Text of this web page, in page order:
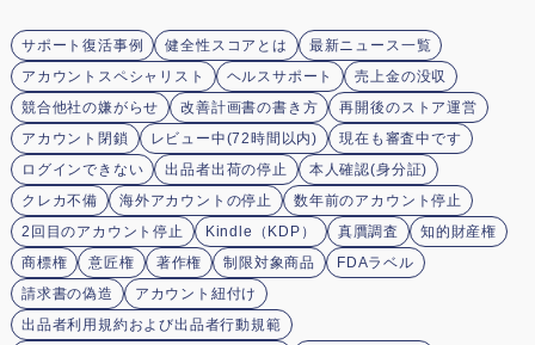
サポート復活事例 健全性スコアとは
最新ニュース一覧
アカウントスペシャリスト
ヘルスサポート
売上金の没収
競合他社の嫌がらせ
改善計画書の書き方
再開後のストア運営
アカウント閉鎖
レビュー中(72時間以内)
現在も審査中です
ログインできない
出品者出荷の停止
本人確認(身分証)
クレカ不備
海外アカウントの停止
数年前のアカウント停止
2回目のアカウント停止
Kindle（KDP） 真贋調査
知的財産権
商標権
意匠権 著作権 制限対象商品
FDAラベル
請求書の偽造
アカウント紐付け
出品者利用規約および出品者行動規範